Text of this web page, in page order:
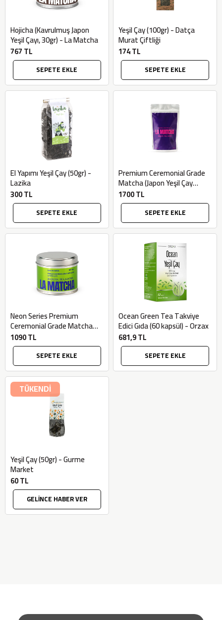
Hojicha (Kavrulmuş Japon
Yeşil Çayı, 30gr) - La Matcha
767 TL
SEPETE EKLE
Yeşil Çay (100gr) - Datça
Murat Çiftliği
174 TL
SEPETE EKLE
El Yapımı Yeşil Çay (50gr) -
Lazika
300 TL
SEPETE EKLE
Premium Ceremonial Grade
Matcha (Japon Yeşil Çay
Tozu, 50gr) - La Matcha
1700 TL
SEPETE EKLE
Neon Series Premium
Ceremonial Grade Matcha
(Japon Yeşil Çay Toz, 30gr) -
La Matcha
1090 TL
SEPETE EKLE
Ocean Green Tea Takviye
Edici Gıda (60 kapsül) - Orzax
681,9 TL
SEPETE EKLE
TÜKENDİ
Yeşil Çay (50gr) - Gurme
Market
60 TL
GELİNCE HABER VER